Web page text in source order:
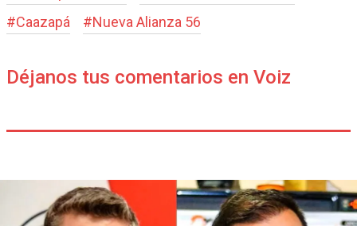
#Caazapá #Nueva Alianza 56
Déjanos tus comentarios en Voiz